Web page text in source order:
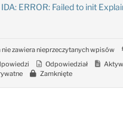
IDA: ERROR: Failed to init
nie zawiera nieprzeczytanych wpisów
Odpowiedział
Zamknięte